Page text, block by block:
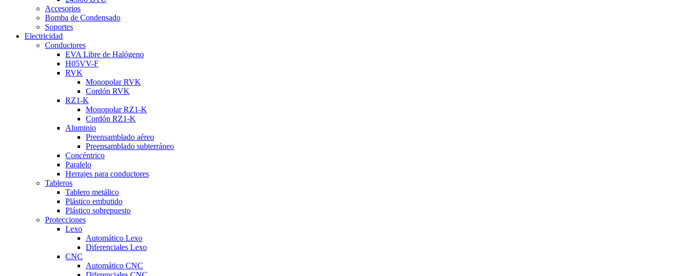
Accesorios
Bomba de Condensado
Soportes
Electricidad
Conductores
EVA Libre de Halógeno
H05VV-F
RVK
Monopolar RVK
Cordón RVK
RZ1-K
Monopolar RZ1-K
Cordón RZ1-K
Aluminio
Preensamblado aéreo
Preensamblado subterráneo
Concéntrico
Paralelo
Herrajes para conductores
Tableros
Tablero metálico
Plástico embutido
Plástico sobrepuesto
Protecciones
Lexo
Automático Lexo
Diferenciales Lexo
CNC
Automático CNC